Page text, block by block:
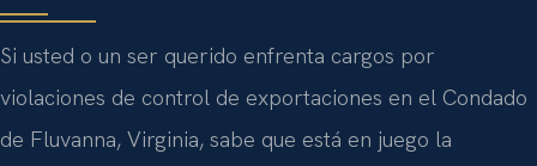
Si usted o un ser querido enfrenta cargos por
violaciones de control de exportaciones en el Condado
de Fluvanna, Virginia, sabe que está en juego la